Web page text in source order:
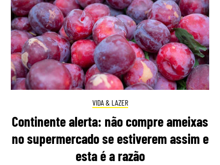
VIDA & LAZER
Continente alerta: não compre ameixas
no supermercado se estiverem assim e
esta é a razão